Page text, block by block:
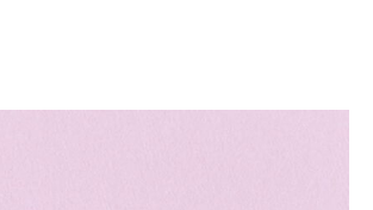
als Text Element